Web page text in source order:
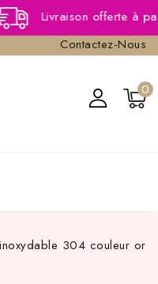
offerte à partir de
Contactez-Nous
0
304 couleur or